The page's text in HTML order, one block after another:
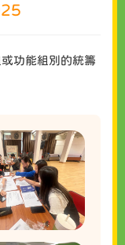
功能組別的統籌